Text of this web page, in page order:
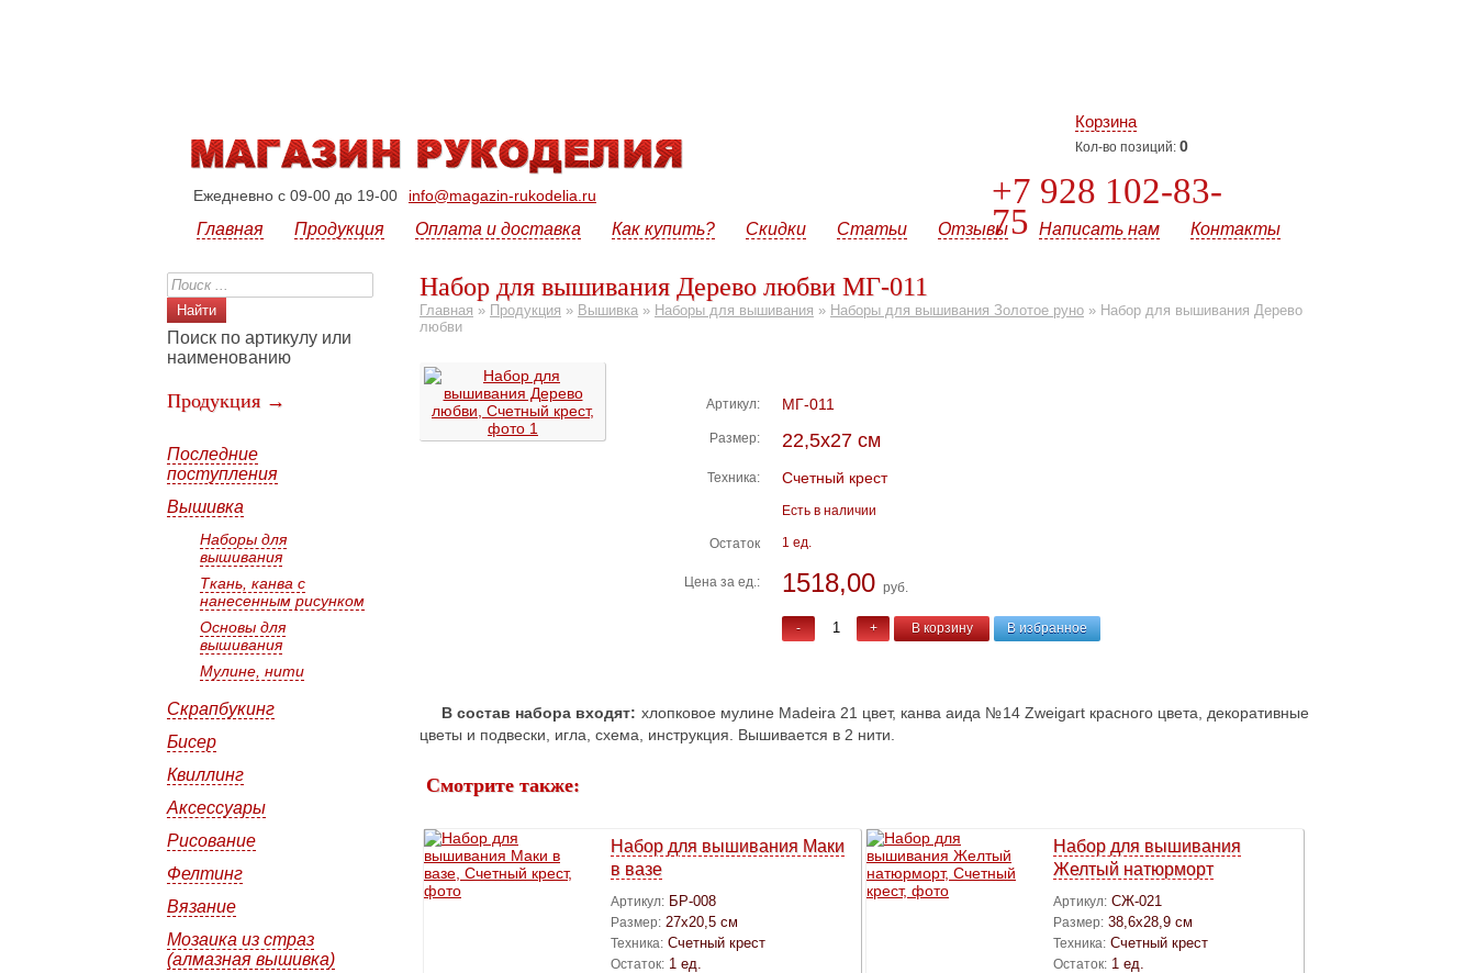
Корзина
Кол-во позиций: 0
+7 928 102-83-
75
Ежедневно с 09-00 до 19-00 info@magazin-rukodelia.ru
Главная Продукция Оплата и доставка Как купить? Скидки Статьи Отзывы Написать нам Контакты
Поиск по артикулу или
наименованию
Продукция →
Последние
поступления
Вышивка
Наборы для
вышивания
Ткань, канва с
нанесенным рисунком
Основы для
вышивания
Мулине, нити
Скрапбукинг
Бисер
Квиллинг
Аксессуары
Рисование
Фелтинг
Вязание
Мозаика из страз
(алмазная вышивка)
Набор для вышивания Дерево любви МГ-011
Главная » Продукция » Вышивка » Наборы для вышивания » Наборы для вышивания Золотое руно » Набор для вышивания Дерево
любви
Артикул: МГ-011
Размер: 22,5х27 см
Техника: Счетный крест
Есть в наличии
Остаток 1 ед.
Цена за ед.: 1518,00 руб.
- + В корзину В избранное
В состав набора входят: хлопковое мулине Madeira 21 цвет, канва аида №14 Zweigart красного цвета, декоративные
цветы и подвески, игла, схема, инструкция. Вышивается в 2 нити.
Смотрите также:
Набор для вышивания Маки
в вазе
Артикул: БР-008
Размер: 27х20,5 см
Техника: Счетный крест
Остаток: 1 ед.
Набор для вышивания
Желтый натюрморт
Артикул: СЖ-021
Размер: 38,6х28,9 см
Техника: Счетный крест
Остаток: 1 ед.